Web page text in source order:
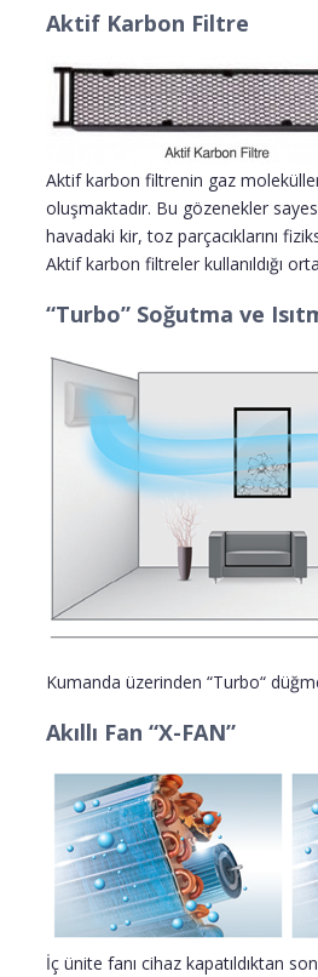
Aktif Karbon Filtre
Aktif karbon filtrenin gaz
oluşmaktadır. Bu gözenekler
havadaki kir, toz parçacıklarını
Aktif karbon filtreler kullanıldığı
“Turbo” Soğutma ve
Kumanda üzerinden “Turbo“
Akıllı Fan “X-FAN”
İç ünite fanı cihaz kapatıldıktan